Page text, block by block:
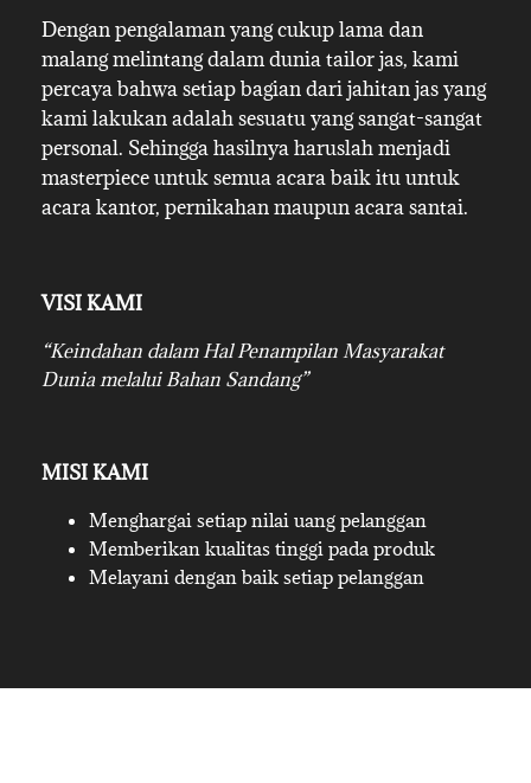
Dengan pengalaman yang cukup lama dan
malang melintang dalam dunia tailor jas, kami
percaya bahwa setiap bagian dari jahitan jas yang
kami lakukan adalah sesuatu yang sangat-sangat
personal. Sehingga hasilnya haruslah menjadi
masterpiece untuk semua acara baik itu untuk
acara kantor, pernikahan maupun acara santai.
VISI KAMI
“Keindahan dalam Hal Penampilan Masyarakat
Dunia melalui Bahan Sandang”
MISI KAMI
Menghargai setiap nilai uang pelanggan
Memberikan kualitas tinggi pada produk
Melayani dengan baik setiap pelanggan